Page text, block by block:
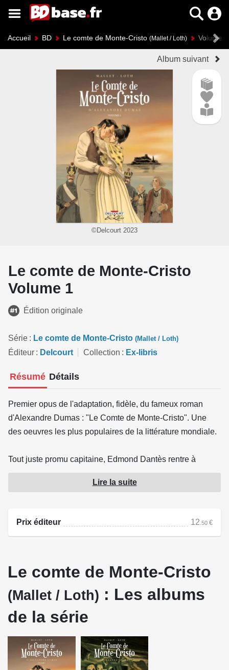
Accueil BD Le comte de Monte-Cristo (Mallet / Loth) Volume 1
Album suivant
©Delcourt 2023
Le comte de Monte-Cristo
Volume 1
Édition originale
Série Le comte de Monte-Cristo (Mallet / Loth)
Éditeur Delcourt Collection Ex-libris
Résumé Détails
Premier opus de l'adaptation, fidèle, du fameux roman
d'Alexandre Dumas : "Le Comte de Monte-Cristo". Une
des oeuvres les plus populaires de la littérature mondiale.
Tout juste promu capitaine, Edmond Dantès rentre à
Marseille pour y épouser la belle Mercédès. Mais trois
amis jaloux fomentent un plan... qui le conduit en prison à
l'emplacement d'un trésor. Richissime et libre, il prend
Lire la suite
Prix éditeur 12 .50 €
Le comte de Monte-Cristo
(Mallet / Loth) : Les albums
de la série